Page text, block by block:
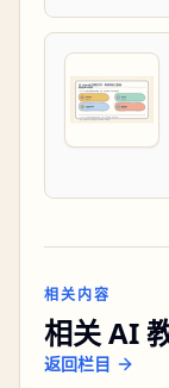
相关内容
相关 AI
返回栏目